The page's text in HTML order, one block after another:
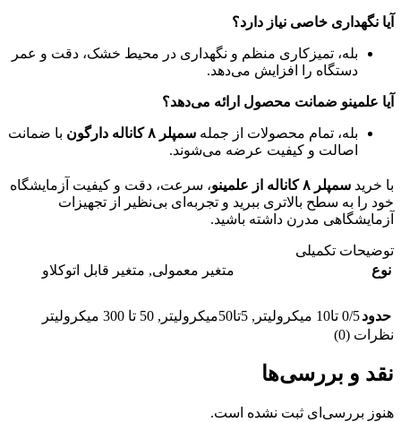
آیا نگهداری خاصی نیاز دارد؟
بله، تمیزکاری منظم و نگهداری در محیط خشک، دقت و عمر
دستگاه را افزایش می‌دهد.
آیا علمینو ضمانت محصول ارائه می‌دهد؟
بله، تمام محصولات از جمله سمپلر ۸ کاناله دارگون
با ضمانت
اصالت و کیفیت عرضه می‌شوند.
با خرید سمپلر ۸ کاناله از علمینو
، سرعت، دقت و کیفیت آزمایشگاه
خود را به سطح بالاتری ببرید و تجربه‌ای بی‌نظیر از تجهیزات
آزمایشگاهی مدرن داشته باشید.
توضیحات تکمیلی
نوع
متغیر معمولی, متغیر قابل اتوکلاو
حدود0/5 تا10 میکرولیتر , 5تا50میکرولیتر , 50 تا 300 میکرولیتر
نظرات (0)
نقد و بررسی‌ها
هنوز بررسی‌ای ثبت نشده است.